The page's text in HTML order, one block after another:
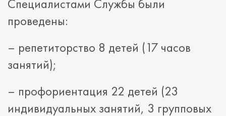
Специалистами Службы были
проведены:
– репетиторство 8 детей (17 часов
занятий);
– профориентация 22 детей (23
индивидуальных занятий, 3 групповых